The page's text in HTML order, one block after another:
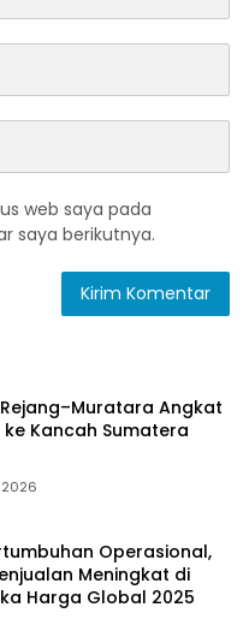
web saya pada
saya berikutnya.
Angkat
Kancah Sumatera
2026
Operasional,
Meningkat di
Harga Global 2025